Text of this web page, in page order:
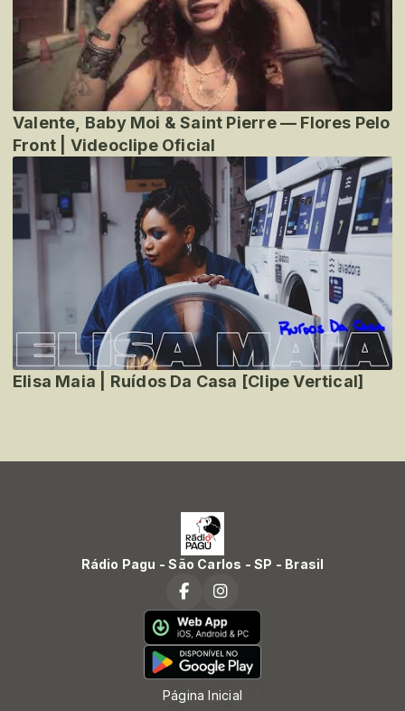
Valente, Baby Moi & Saint Pierre — Flores Pelo
Front | Videoclipe Oficial
Elisa Maia | Ruídos Da Casa [Clipe Vertical]
Rádio Pagu - São Carlos - SP - Brasil
Página Inicial